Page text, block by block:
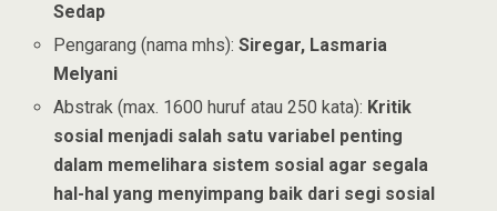
Sedap
Pengarang (nama mhs):Siregar, Lasmaria
Melyani
Abstrak (max. 1600 huruf atau 250 kata): Kritik
sosial menjadi salah satu variabel penting
dalam memelihara sistem sosial agar segala
hal-hal yang menyimpang baik dari segi sosial